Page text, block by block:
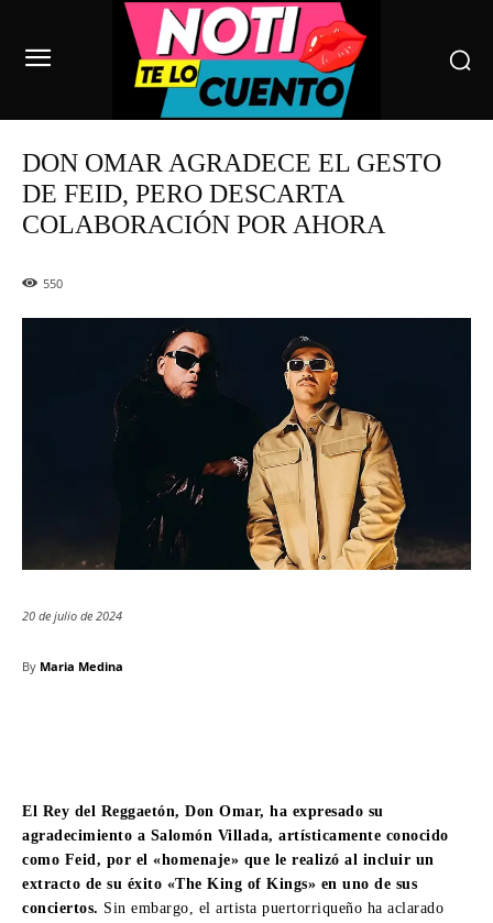
DON OMAR AGRADECE EL GESTO
DE FEID, PERO DESCARTA
COLABORACIÓN POR AHORA
550
20 de julio de 2024
By Maria Medina
El Rey del Reggaetón, Don Omar, ha expresado su
agradecimiento a Salomón Villada, artísticamente conocido
como Feid, por el «homenaje» que le realizó al incluir un
extracto de su éxito «The King of Kings» en uno de sus
conciertos. Sin embargo, el artista puertorriqueño ha aclarado